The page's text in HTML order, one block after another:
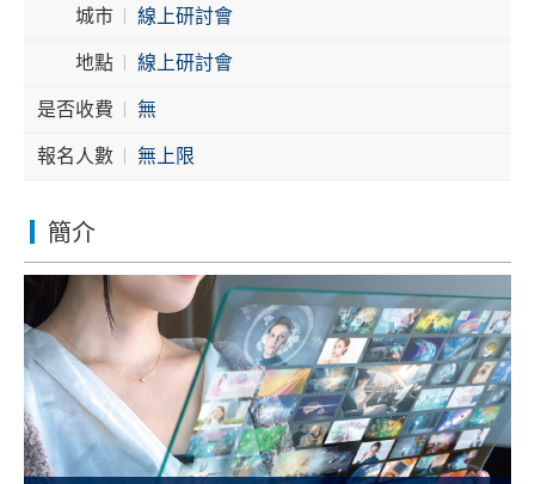
城市
線上研討會
地點
線上研討會
是否收費
無
報名人數
無上限
簡介